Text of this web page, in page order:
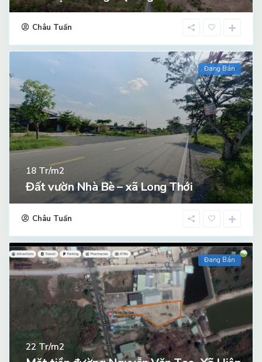
Châu Tuấn
Đang Bán
18 Tr/m2
Đất vườn Nhà Bè – xã Long Thới
Châu Tuấn
Đang Bán
22Tr/m2